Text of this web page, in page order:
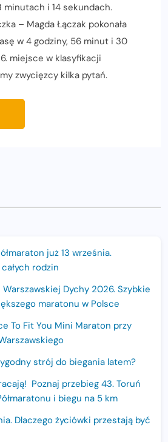
minutach i 14 sekundach.
– Magda Łączak pokonała
w 4 godziny, 56 minut i 30
miejsce w klasyfikacji
zwycięzcy kilka pytań.
już 13 września.
rodzin
Warszawskiej Dychy 2026. Szybkie
maratonu w Polsce
To Fit You Mini Maraton przy
strój do biegania latem?
Poznaj przebieg 43. Toruń
i biegu na 5 km
Dlaczego życiówki przestają być